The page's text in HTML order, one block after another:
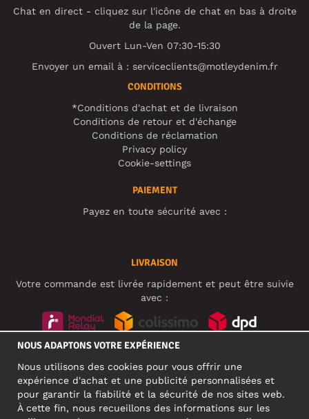
Chat en direct - cliquez sur l'icône de chat en bas à droite
de la page.
Ouvert Lun-Ven 07:30-15:30
Envoyer un email à : serviceclients@motleydenim.fr
CONDITIONS
*Conditions d'achat et de livraison
Conditions de retour et d'échange
Conditions de réclamation
Privacy policy
Cookie-settings
PAIEMENT
Payez en toute sécurité avec :
LIVRAISON
Votre commande est livrée rapidement et peut être suivie
avec :
ADRESSE PROFESSIONNELLE
NOUS ADAPTONS VOTRE EXPÉRIENCE
Nous utilisons des cookies pour vous offrir une
expérience d'achat et une publicité personnalisées et
pour garantir la fiabilité et la sécurité de nos sites web.
À cette fin, nous recueillons des informations sur les